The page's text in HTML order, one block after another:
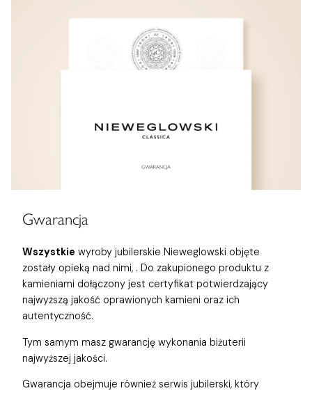
Gwarancja
Wszystkie wyroby jubilerskie Nieweglowski objęte
zostały opieką nad nimi, . Do zakupionego produktu z
kamieniami dołączony jest certyfikat potwierdzający
najwyższą jakość oprawionych kamieni oraz ich
autentyczność.
Tym samym masz gwarancję wykonania biżuterii
najwyższej jakości.
Gwarancja obejmuje również serwis jubilerski, który